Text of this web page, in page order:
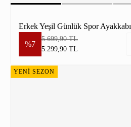
Erkek Yeşil Günlük Spor Ayakkabı
%7
5.699,90 TL
5.299,90 TL
YENİ SEZON